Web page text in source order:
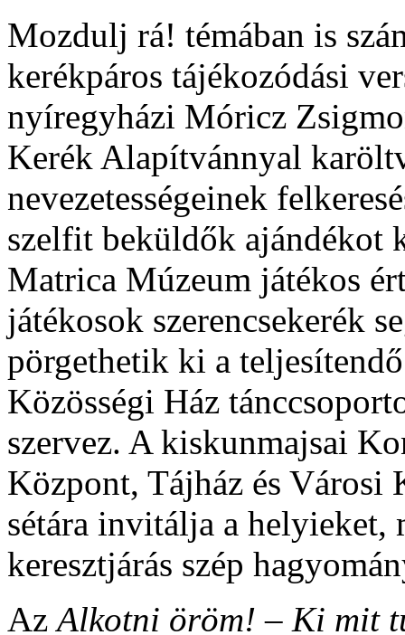
Mozdulj rá! témában is
kerékpáros tájékozódási
nyíregyházi Móricz
Kerék Alapítvánnyal
nevezetességeinek
szelfit beküldők ajándékot
Matrica Múzeum játékos
játékosok szerencsekerék
pörgethetik ki a
Közösségi Ház
szervez. A kiskunmajsai
Központ, Tájház és
sétára invitálja a helyieket,
keresztjárás szép
AzAlkotni öröm! – Ki mit